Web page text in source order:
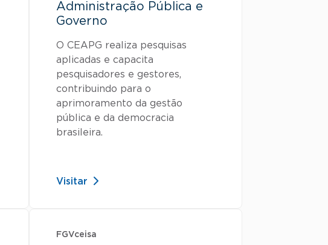
Administração Pública e
Governo
O CEAPG realiza pesquisas
aplicadas e capacita
pesquisadores e gestores,
contribuindo para o
aprimoramento da gestão
pública e da democracia
brasileira.
Visitar
FGVceisa